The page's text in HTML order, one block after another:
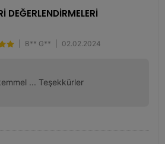
DEĞERLENDİRMELERİ
B** G** 02.02.2024
... Teşekkürler